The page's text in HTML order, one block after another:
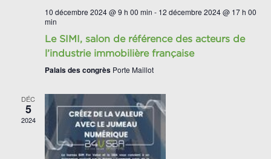
10 décembre 2024 @ 9 h 00 min - 12 décembre 2024 @ 17 h 00
min
Le SIMI, salon de référence des acteurs de
l’industrie immobilière française
Palais des congrès Porte Maillot
DÉC
5
2024